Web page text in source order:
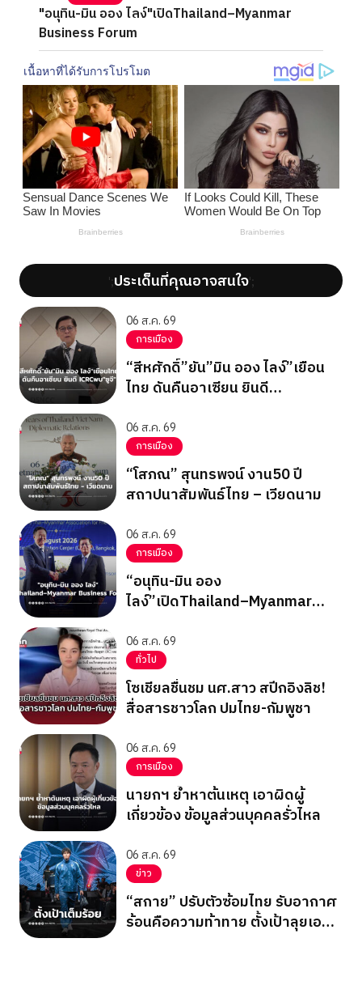
"อนุทิน-มิน ออง ไลง์"เปิดThailand–Myanmar
Business Forum
';ประเด็นที่คุณอาจสนใจ';
06 ส.ค. 69
การเมือง
“สีหศักดิ์”ยัน”มิน ออง ไลง์”เยือน
ไทย ดันคืนอาเซียน ยินดี
06 ส.ค. 69
การเมือง
“โสภณ” สุนทรพจน์ งาน50 ปี
สถาปนาสัมพันธ์ไทย – เวียดนาม
06 ส.ค. 69
การเมือง
“อนุทิน-มิน ออง
ไลง์”เปิดThailand–Myanmar
06 ส.ค. 69
ทั่วไป
โซเชียลชื่นชม นศ.สาว สปีกอิงลิช!
สื่อสารชาวโลก ปมไทย-กัมพูชา
06 ส.ค. 69
การเมือง
นายกฯ ย้ำหาต้นเหตุ เอาผิดผู้
เกี่ยวข้อง ข้อมูลส่วนบุคคลรั่วไหล
06 ส.ค. 69
ข่าว
“สกาย” ปรับตัวซ้อมไทย รับอากาศ
ร้อนคือความท้าทาย ตั้งเป้าลุยเอ